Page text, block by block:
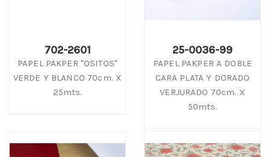
702-2601
PAPEL PAKPER "OSITOS"
VERDE Y BLANCO 70cm. X
25mts.
25-0036-99
PAPEL PAKPER A DOBLE
CARA PLATA Y DORADO
VERJURADO 70cm. X
50mts.